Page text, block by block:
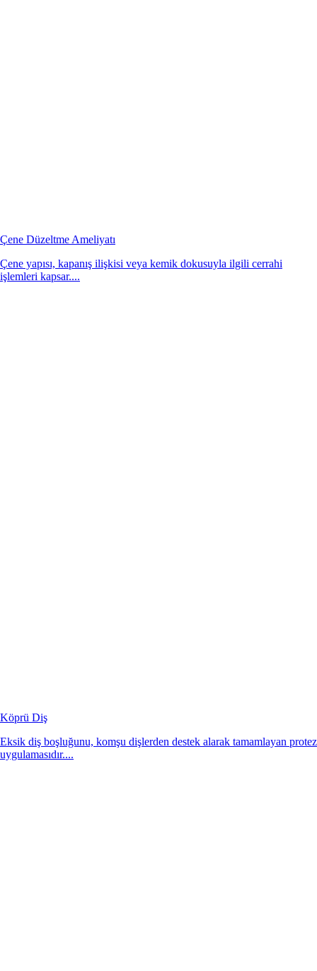
Çene Düzeltme Ameliyatı
Çene yapısı, kapanış ilişkisi veya kemik dokusuyla ilgili cerrahi
işlemleri kapsar....
Köprü Diş
Eksik diş boşluğunu, komşu dişlerden destek alarak tamamlayan protez
uygulamasıdır....